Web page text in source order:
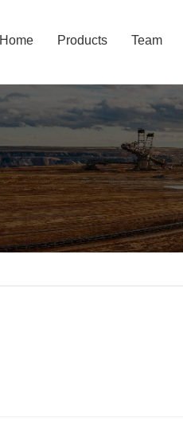
Home Products Team